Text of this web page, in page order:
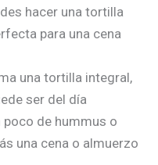
hacer una tortilla
para una cena
una tortilla integral,
ser del día
poco de hummus o
una cena o almuerzo